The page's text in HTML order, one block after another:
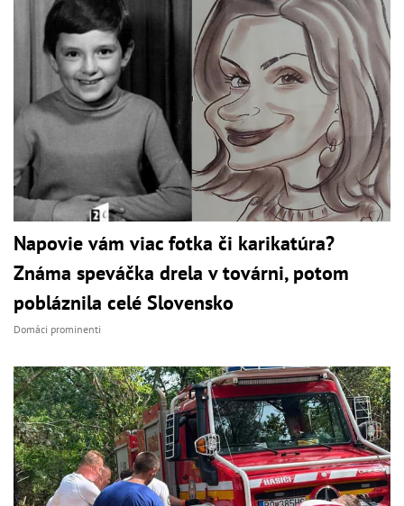
Napovie vám viac fotka či karikatúra?
Známa speváčka drela v továrni, potom
pobláznila celé Slovensko
Domáci prominenti